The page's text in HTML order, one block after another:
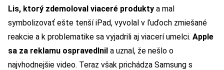
Lis, ktorý zdemoloval viaceré produkty a mal
symbolizovať ešte tenší iPad, vyvolal v ľuďoch zmiešané
reakcie a k problematike sa vyjadrili aj viacerí umelci. Apple
sa za reklamu ospravedlnil a uznal, že nešlo o
najvhodnejšie video. Teraz však prichádza Samsung s